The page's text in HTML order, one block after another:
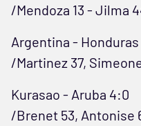
/Mendoza 13 - Jilma
Argentina -
/Martinez 37,
Kurasao - Aruba 4:0
/Brenet 53, Antonise